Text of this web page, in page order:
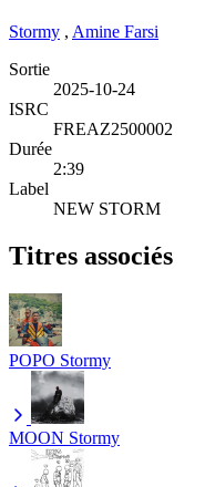
Stormy , Amine Farsi
Sortie
2025-10-24
ISRC
FREAZ2500002
Durée
2:39
Label
NEW STORM
Titres associés
POPO Stormy
MOON Stormy